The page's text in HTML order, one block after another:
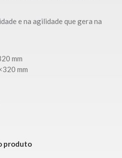
e na agilidade que gera na
mm
mm
produto